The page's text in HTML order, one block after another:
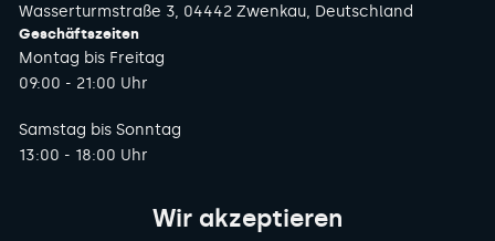
Wasserturmstraße 3, 04442 Zwenkau, Deutschland
Geschäftszeiten
Montag bis Freitag
09:00 - 21:00 Uhr
Samstag bis Sonntag
13:00 - 18:00 Uhr
Wir akzeptieren